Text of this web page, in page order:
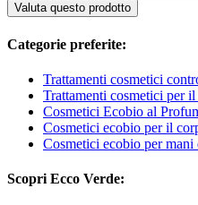
Valuta questo prodotto
Categorie preferite:
Trattamenti cosmetici
Trattamenti cosmetici per
Cosmetici Ecobio al
Cosmetici ecobio per il
Cosmetici ecobio per
Scopri Ecco Verde: